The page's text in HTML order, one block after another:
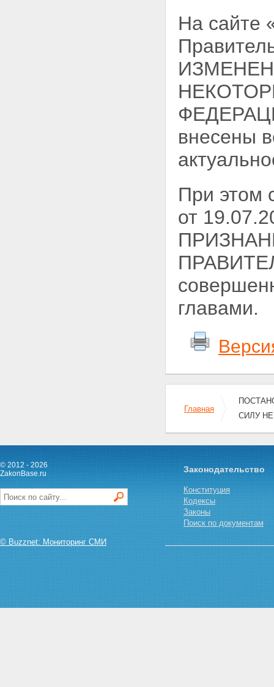
На сайте
внесены
При этом
от
главами.
Главная
СИЛУ
© 2012 - 2026
ZakonBase.ru
© Buzznet: Мониторинг СМИ
Законодательство
Конституция
Кодексы
Законы
Поиск по документам